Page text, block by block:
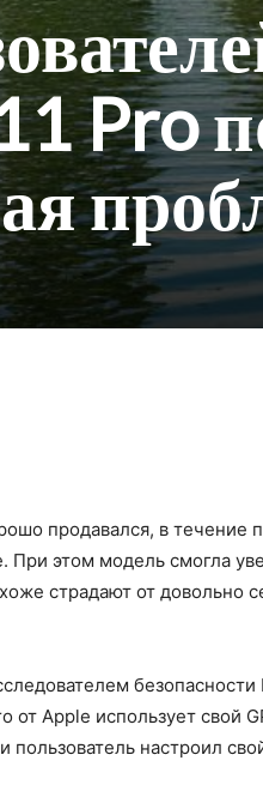
Pro
продавался, в течение
При этом модель смогла
страдают от довольно
от Apple использует свой
настроил